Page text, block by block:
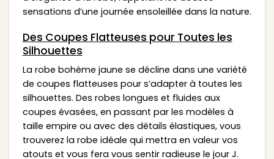
sensations d’une journée ensoleillée dans la nature.
Des Coupes Flatteuses pour Toutes les
Silhouettes
La robe bohème jaune se décline dans une variété
de coupes flatteuses pour s’adapter à toutes les
silhouettes. Des robes longues et fluides aux
coupes évasées, en passant par les modèles à
taille empire ou avec des détails élastiques, vous
trouverez la robe idéale qui mettra en valeur vos
atouts et vous fera vous sentir radieuse le jour J.